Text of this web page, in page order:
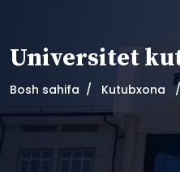
Universitet
Bosh sahifa Kutubxona